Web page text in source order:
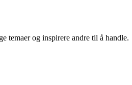
temaer og inspirere andre til å handle.